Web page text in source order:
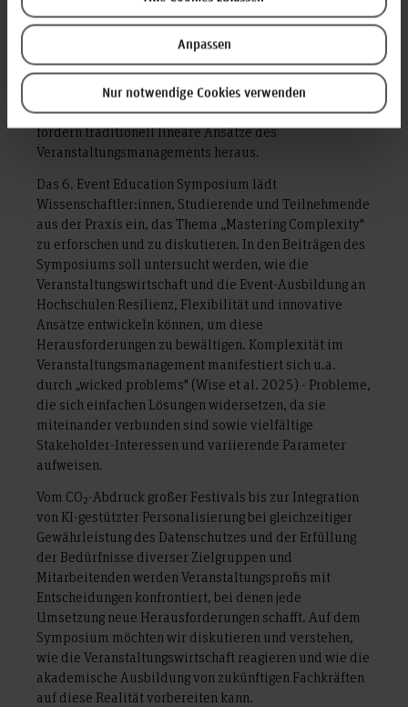
Anpassen
Nur notwendige Cookies verwenden
Sicherheitsanforderungen verändern, wie
Veranstaltungen geplant, umgesetzt und evaluiert
werden. Zusammen schaffen diese Herausforderungen
ein Umfeld, welches häufig als volatil, unsicher,
komplex und mehrdeutig (VUCA) beschrieben wird und
fordern traditionell lineare Ansätze des
Veranstaltungsmanagements heraus.
Das 6. Event Education Symposium lädt
Wissenschaftler:innen, Studierende und Teilnehmende
aus der Praxis ein, das Thema „Mastering Complexity"
zu erforschen und zu diskutieren. In den Beiträgen des
Symposiums soll untersucht werden, wie die
Veranstaltungswirtschaft und die Event-Ausbildung an
Hochschulen Resilienz, Flexibilität und innovative
Ansätze entwickeln können, um diese
Herausforderungen zu bewältigen. Komplexität im
Veranstaltungsmanagement manifestiert sich u.a.
durch „wicked problems" (Wise et al. 2025) - Probleme,
die sich einfachen Lösungen widersetzen, da sie
miteinander verbunden sind sowie vielfältige
Stakeholder-Interessen und variierende Parameter
aufweisen.
Vom CO₂-Abdruck großer Festivals bis zur Integration
von KI-gestützter Personalisierung bei gleichzeitiger
Gewährleistung des Datenschutzes und der Erfüllung
der Bedürfnisse diverser Zielgruppen und
Mitarbeitenden werden Veranstaltungsprofis mit
Entscheidungen konfrontiert, bei denen jede
Umsetzung neue Herausforderungen schafft. Auf dem
Symposium möchten wir diskutieren und verstehen,
wie die Veranstaltungswirtschaft reagieren und wie die
akademische Ausbildung von zukünftigen Fachkräften
auf diese Realität vorbereiten kann.